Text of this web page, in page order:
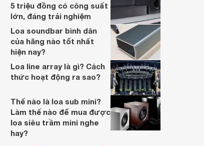
Vantech
đ
Lọc xì am Equalizer DBX 2231S
Giá từ 2.150.000 đ
Có 3 nơi bán
5 triệu đồng có công suất
lớn, đáng trải nghiệm
Loa soundbar bình dân
của hãng nào tốt nhất
hiện nay?
Loa line array là gì? Cách
thức hoạt động ra sao?
Thế nào là loa sub mini?
Làm thế nào để mua được
loa siêu trầm mini nghe
hay?